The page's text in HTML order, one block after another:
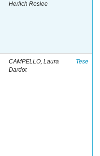
Herlich Roslee
CAMPELLO, Laura
Dardot
Tese